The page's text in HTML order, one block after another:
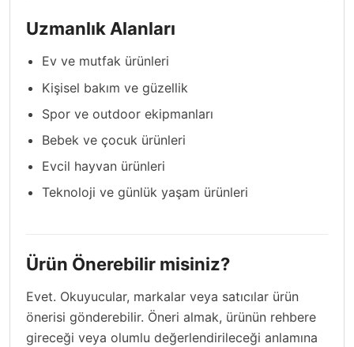
Uzmanlık Alanları
Ev ve mutfak ürünleri
Kişisel bakım ve güzellik
Spor ve outdoor ekipmanları
Bebek ve çocuk ürünleri
Evcil hayvan ürünleri
Teknoloji ve günlük yaşam ürünleri
Ürün Önerebilir misiniz?
Evet. Okuyucular, markalar veya satıcılar ürün
önerisi gönderebilir. Öneri almak, ürünün rehbere
gireceği veya olumlu değerlendirileceği anlamına